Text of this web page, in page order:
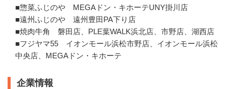
■惣菜ふじのや　MEGAドン・キホーテUNY掛川店
■遠州ふじのや　遠州豊田PA下り店
■焼肉牛角　磐田店、PLE葉WALK浜北店、市野店、湖西店
■フジヤマ55　イオンモール浜松市野店、イオンモール浜松
中央店、MEGAドン・キホーテ
企業情報